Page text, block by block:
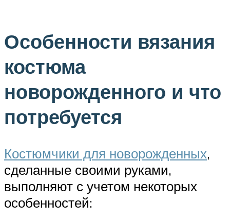
Особенности вязания
костюма
новорожденного и что
потребуется
Костюмчики для новорожденных,
сделанные своими руками,
выполняют с учетом некоторых
особенностей: